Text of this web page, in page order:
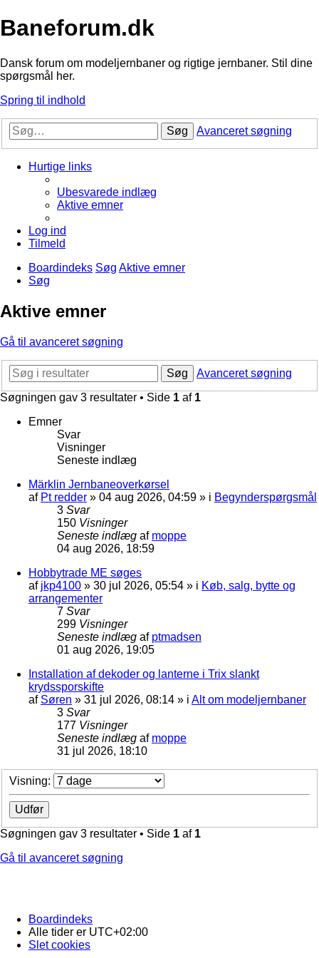
Baneforum.dk
Dansk forum om modeljernbaner og rigtige jernbaner. Stil dine
spørgsmål her.
Spring til indhold
Søg Avanceret søgning
Hurtige links
Ubesvarede indlæg
Aktive emner
Log ind
Tilmeld
Boardindeks Søg Aktive emner
Søg
Aktive emner
Gå til avanceret søgning
Søg
Avanceret søgning
Søgningen gav 3 resultater • Side 1 af 1
Emner
Svar
Visninger
Seneste indlæg
Märklin Jernbaneoverkørsel
af Pt redder » 04 aug 2026, 04:59 » i Begynderspørgsmål
3 Svar
150 Visninger
Seneste indlæg af moppe
04 aug 2026, 18:59
Hobbytrade ME søges
af jkp4100 » 30 jul 2026, 05:54 » i Køb, salg, bytte og
arrangementer
7 Svar
299 Visninger
Seneste indlæg af ptmadsen
01 aug 2026, 19:05
Installation af dekoder og lanterne i Trix slankt
krydssporskifte
af Søren » 31 jul 2026, 08:14 » i Alt om modeljernbaner
3 Svar
177 Visninger
Seneste indlæg af moppe
31 jul 2026, 18:10
Visning:
Søgningen gav 3 resultater • Side 1 af 1
Gå til avanceret søgning
Boardindeks
Alle tider er UTC+02:00
Slet cookies